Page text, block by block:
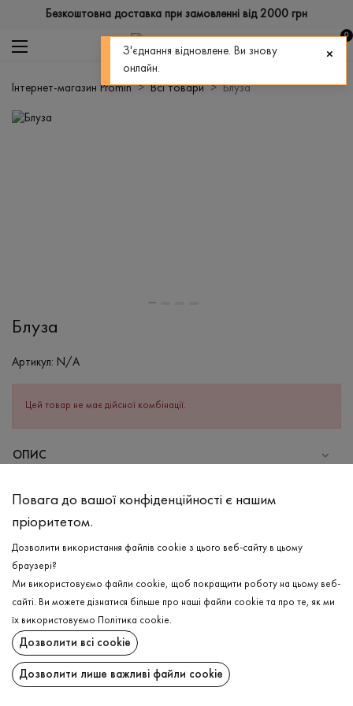
Безкоштовна доставка при замовленні від 2000 грн
0
Інтернет-магазин Promin Всі товари Блуза
Блуза
Артикул: N/A
Цей товар не має дійсної комбінації.
ОПИС
Бавовна - 100%
Прання в теплій воді (до 40°С)
Відбілювання заборонено
Прасувати при високій температурі
Можна віджимати і сушити в пральній машині
Хімчистка дозволена
ДОСТАВКА
ПОВЕРНЕННЯ
Повага до вашої конфіденційності є нашим
пріоритетом.
Дозволити використання файлів cookie з цього веб-сайту в цьому
браузері?
Ми використовуємо файли cookie, щоб покращити роботу на цьому веб-
сайті. Ви можете дізнатися більше про наші файли cookie та про те, як ми
їх використовуємо
Політика cookie.
Дозволити всі cookie
Дозволити лише важливі файли cookie
З'єднання відновлене. Ви знову
онлайн.